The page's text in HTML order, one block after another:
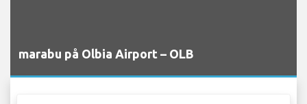
marabu på Olbia Airport – OLB